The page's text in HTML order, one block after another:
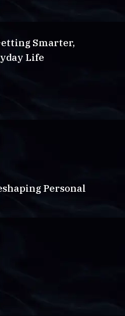
Smarter,
Life
Personal